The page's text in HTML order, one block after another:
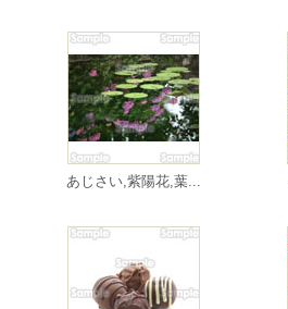
あじさい,紫陽花,葉...